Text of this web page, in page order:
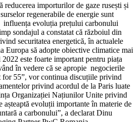
reducerea importurilor de gaze rusești și
regenerabile de energie sunt
evoluția prețului carbonului
sondajul a constatat că războiul din
securitatea energetică, în actualele
Europa să adopte obiective climatice mai
este foarte important pentru piața
în vedere că se apropie negocierile
for 55”, vor continua discuțiile privind
privind acordul de la Paris luate
Organizației Națiunilor Unite privind
așteaptă evoluții importante în materie de
a carbonului”, a declarat Dinu